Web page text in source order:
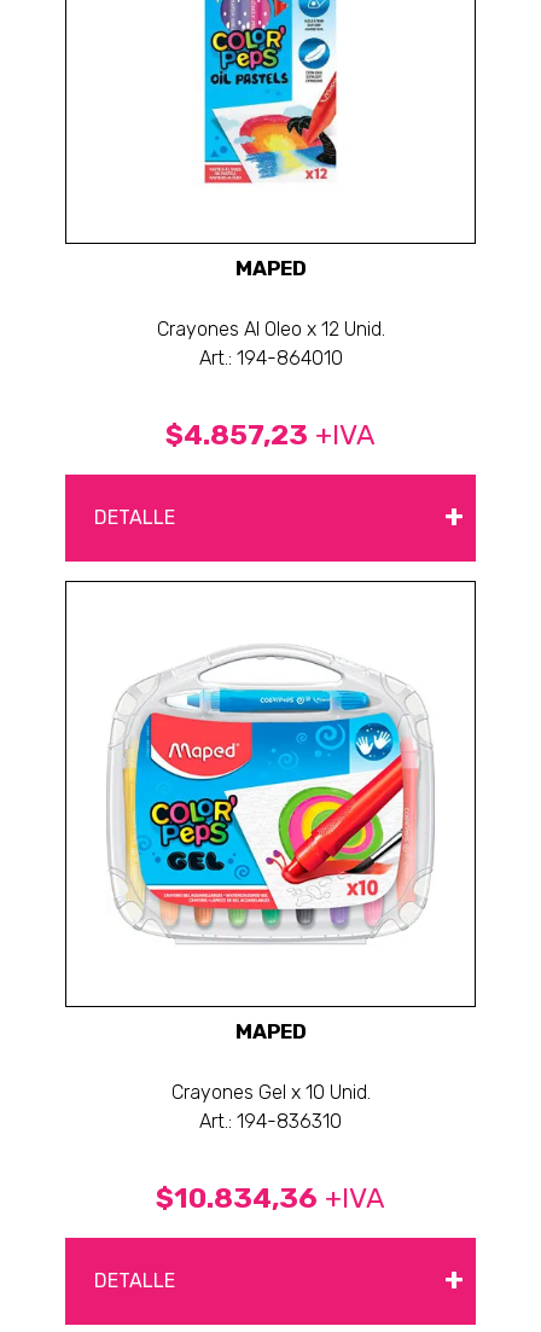
MAPED
Crayones Al Oleo x 12 Unid.
Art.: 194-864010
$4.857,23 +IVA
DETALLE +
MAPED
Crayones Gel x 10 Unid.
Art.: 194-836310
$10.834,36 +IVA
DETALLE +